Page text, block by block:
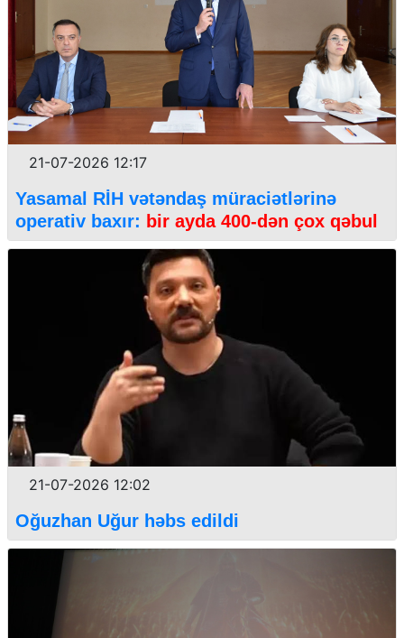
21-07-2026 12:17
Yasamal RİH vətəndaş müraciətlərinə
operativ baxır: bir ayda 400-dən çox qəbul
21-07-2026 12:02
Oğuzhan Uğur həbs edildi